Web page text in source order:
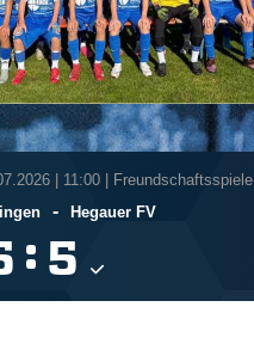
11:00 | Freundschaftsspiele
- Hegauer FV
: 